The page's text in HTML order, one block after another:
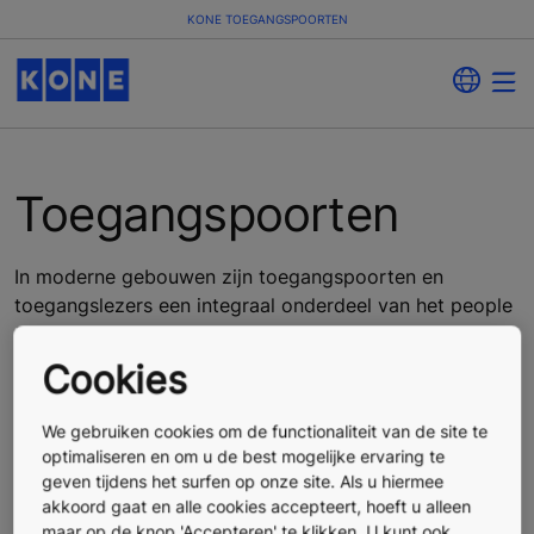
KONE TOEGANGSPOORTEN
Toegangspoorten
In moderne gebouwen zijn toegangspoorten en
toegangslezers een integraal onderdeel van het people
flow-proces.
Cookies
We gebruiken cookies om de functionaliteit van de site te
optimaliseren en om u de best mogelijke ervaring te
geven tijdens het surfen op onze site. Als u hiermee
akkoord gaat en alle cookies accepteert, hoeft u alleen